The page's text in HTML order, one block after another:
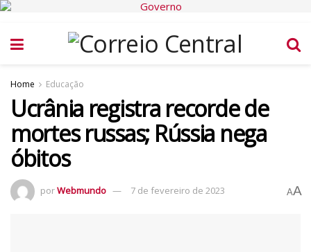
Home Educação
Ucrânia registra recorde de
mortes russas; Rússia nega
óbitos
porWebmundo 7 de fevereiro de 2023 AA